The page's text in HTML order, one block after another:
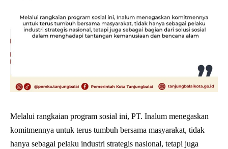
Melalui rangkaian program sosial ini, PT. Inalum menegaskan
komitmennya untuk terus tumbuh bersama masyarakat, tidak
hanya sebagai pelaku industri strategis nasional, tetapi juga